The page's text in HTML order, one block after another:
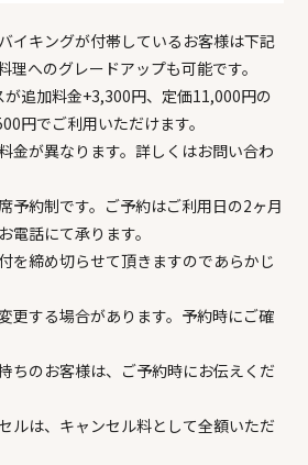
イキングが付帯しているお客様は下記
理へのグレードアップも可能です。
追加料金+3,300円、定価11,000円の
円でご利用いただけます。
金が異なります。詳しくはお問い合わ
予約制です。ご予約はご利用日の2ヶ月
電話にて承ります。
を締め切らせて頂きますのであらかじ
更する場合があります。予約時にご確
ちのお客様は、ご予約時にお伝えくだ
ルは、キャンセル料として全額いただ